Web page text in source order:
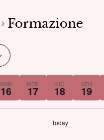
Formazione
MAR
16 MER
17 GIO
18 VEN
19
Today